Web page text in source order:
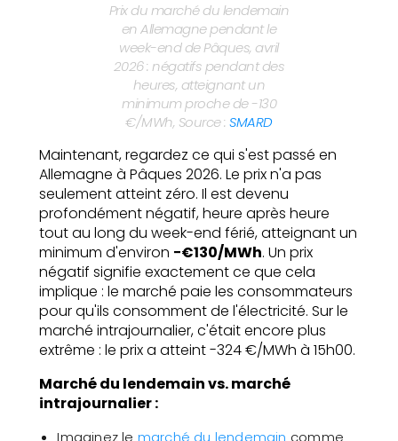
Prix du marché du lendemain
en Allemagne pendant le
week-end de Pâques, avril
2026 : négatifs pendant des
heures, atteignant un
minimum proche de -130
€/MWh, Source :SMARD
Maintenant, regardez ce qui s'est passé en
Allemagne à Pâques 2026. Le prix n'a pas
seulement atteint zéro. Il est devenu
profondément négatif, heure après heure
tout au long du week-end férié, atteignant un
minimum d'environ −€130/MWh. Un prix
négatif signifie exactement ce que cela
implique : le marché paie les consommateurs
pour qu'ils consomment de l'électricité. Sur le
marché intrajournalier, c'était encore plus
extrême : le prix a atteint -324 €/MWh à 15h00.
Marché du lendemain vs. marché
intrajournalier :